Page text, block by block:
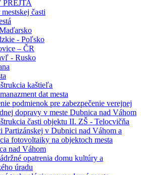
PREJTA
časti
- Poľsko
– ČR
- Rusko
kaštieľa
dat mesta
podmienok pre zabezpečenie verejnej
dopravy v meste Dubnica nad Váhom
časti objektu II. ZŠ - Telocvičňa
Partizánskej v Dubnici nad Váhom a
fotovoltaiky na objektoch mesta
nad Váhom
opatrenia domu kultúry a
úradu